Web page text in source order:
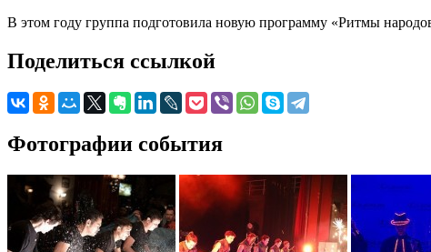
В этом году группа подготовила новую программу «Ритмы
Поделиться ссылкой
Фотографии события